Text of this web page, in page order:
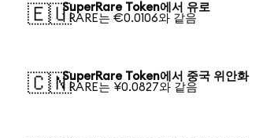
🇪🇺SuperRare Token에서 유로
1 RARE는 €0.0106와 같음
🇨🇳SuperRare Token에서 중국 위안화
1 RARE는 ¥0.0827와 같음